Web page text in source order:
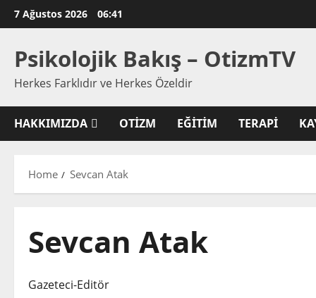
Skip
to
7 Ağustos 2026 06:41
Psikolojik Bakış – OtizmTV
Herkes Farklıdır ve Herkes Özeldir
HAKKIMIZDA OTIZM EĞITIM TERAPI
Home Sevcan Atak
Sevcan Atak
Gazeteci-Editör